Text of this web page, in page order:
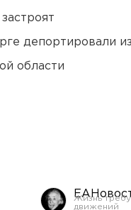
депортировали
области